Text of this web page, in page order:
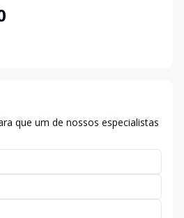
que um de nossos especialistas